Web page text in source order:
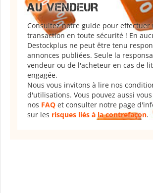
AU VENDEUR
Consultez notre guide pour effectuer
transaction en toute sécurité ! En
Destockplus ne peut être tenu
annonces publiées. Seule la
vendeur ou de l'acheteur en cas de
engagée.
Nous vous invitons à lire nos
d'utilisations. Vous pouvez aussi
nos FAQ et consulter notre page
sur les risques liés à la contrefaçon.